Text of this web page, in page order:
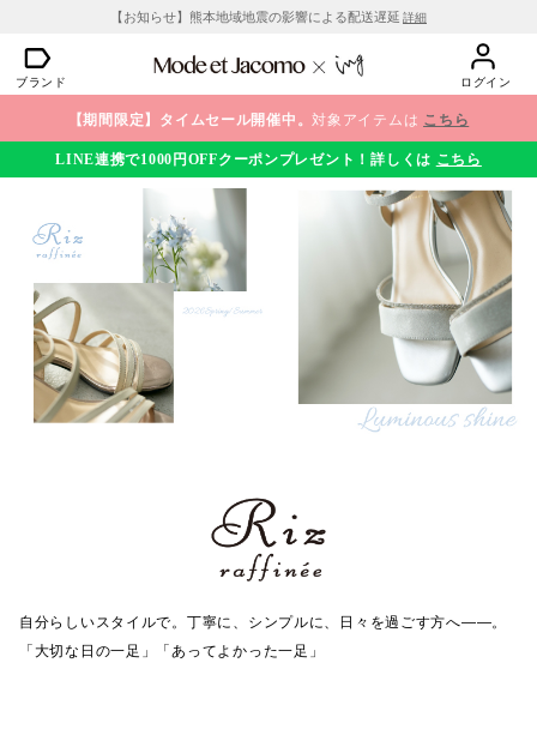
【お知らせ】熊本地域地震の影響による配送遅延 詳細
ブランド ログイン
【期間限定】タイムセール開催中。対象アイテムは こちら
LINE連携で1000円OFFクーポンプレゼント！詳しくは こちら
自分らしいスタイルで。丁寧に、シンプルに、日々を過ごす方へ――。
「大切な日の一足」「あってよかった一足」